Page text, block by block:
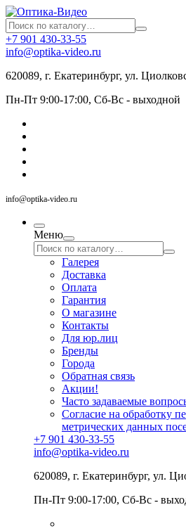
+7 901 430-33-55
info@optika-video.ru
620089, г. Екатеринбург, ул.
Пн-Пт 9:00-17:00, Сб-Вс - выходной
info@optika-video.ru
Меню
Галерея
Доставка
Оплата
Гарантия
О магазине
Контакты
Для юр.лиц
Бренды
Города
Обратная связь
Акции!
Часто задаваемые
Согласие на обработку
метрических данных
+7 901 430-33-55
info@optika-video.ru
620089, г. Екатеринбург, ул.
Пн-Пт 9:00-17:00, Сб-Вс -